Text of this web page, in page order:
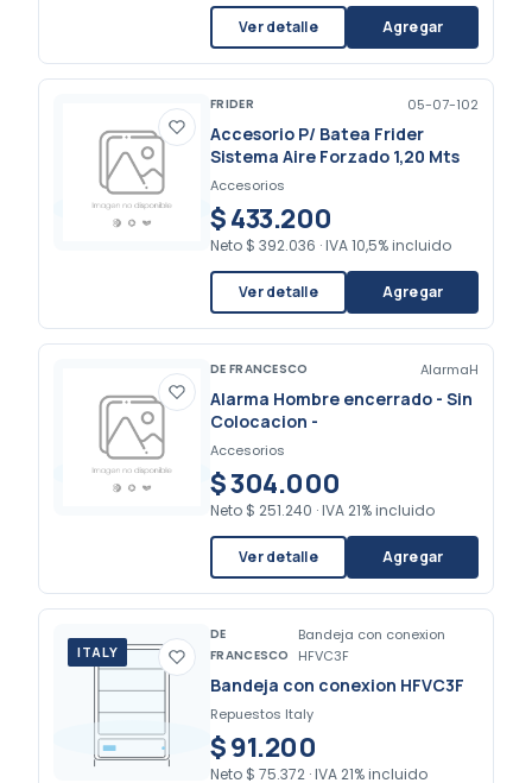
Ver detalle Agregar
FRIDER 05-07-102
Accesorio P/ Batea Frider
Sistema Aire Forzado 1,20 Mts
Accesorios
$ 433.200
Neto $ 392.036 · IVA 10,5% incluido
Ver detalle Agregar
DE FRANCESCO AlarmaH
Alarma Hombre encerrado - Sin
Colocacion -
Accesorios
$ 304.000
Neto $ 251.240 · IVA 21% incluido
Ver detalle Agregar
ITALY
DE
FRANCESCO
Bandeja con conexion
HFVC3F
Bandeja con conexion HFVC3F
Repuestos Italy
$ 91.200
Neto $ 75.372 · IVA 21% incluido